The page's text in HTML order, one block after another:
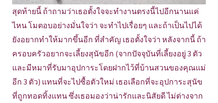
สุดท้ายนี้ ถ้าถามว่าเธอตั้งใจจะทำงานตรงนี้ไปอีกนานแค่
ไหน โมตอบอย่างมั่นใจว่า จะทำไปเรื่อยๆ และถ้าเป็นไปได้
ยังอยากทำให้มากขึ้นอีก ที่สำคัญ เธอตั้งใจว่า หลังจากนี้ ถ้า
ครอบครัวอยากจะเลี้ยงสุนัขอีก (จากปัจจุบันที่เลี้ยงอยู่ 3 ตัว
และมีหมาที่รับมาอุปการะโดยฝากไว้ที่บ้านสวนของคุณแม่
อีก 3 ตัว) แทนที่จะไปซื้อตัวใหม่ เธอเลือกที่จะอุปการะสุนัข
ที่ถูกทอดทิ้งแทน ซึ่งเธอมองว่าน่ารักและนิสัยดี ไม่ต่างจาก